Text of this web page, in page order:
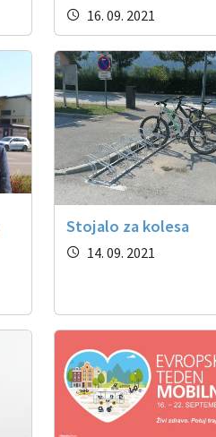
16. 09. 2021
Stojalo za kolesa
14. 09. 2021